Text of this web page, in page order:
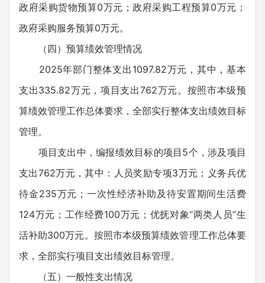
政府采购货物预算0万元；政府采购工程预算0万元；
政府采购服务预算0万元。
（四）预算绩效管理情况
2025年部门整体支出1097.82万元，其中，基本
支出335.82万元，项目支出762万元。按照市本级预
算绩效管理工作总体要求，全部实行整体支出绩效目标
管理。
项目支出中，编报绩效目标的项目5个，涉及项目
支出762万元，其中：人员奖励专项3万元；义务兵优
待金235万元；一次性经济补助及待安置期间生活费
124万元；工作经费100万元；优抚对象“两类人员”生
活补助300万元。按照市本级预算绩效管理工作总体要
求，全部实行项目支出绩效目标管理。
（五）一般性支出情况